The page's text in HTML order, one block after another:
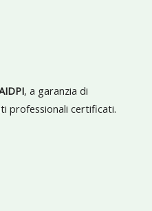
, a garanzia di
professionali certificati.